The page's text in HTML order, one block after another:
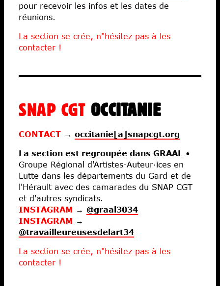
pour recevoir les infos et les dates de
réunions.
La section se crée, n"hésitez pas à les
contacter !
SNAP CGT OCCITANIE
CONTACT → occitanie[a]snapcgt.org
La section est regroupée dans GRAAL
•
Groupe Régional d'Artistes-Auteur·ices en
Lutte dans les départements du Gard et de
l'Hérault avec des camarades du SNAP CGT
et d'autres syndicats.
INSTAGRAM → @graal3034
INSTAGRAM →
@travailleureusesdelart34
La section se crée, n"hésitez pas à les
contacter !